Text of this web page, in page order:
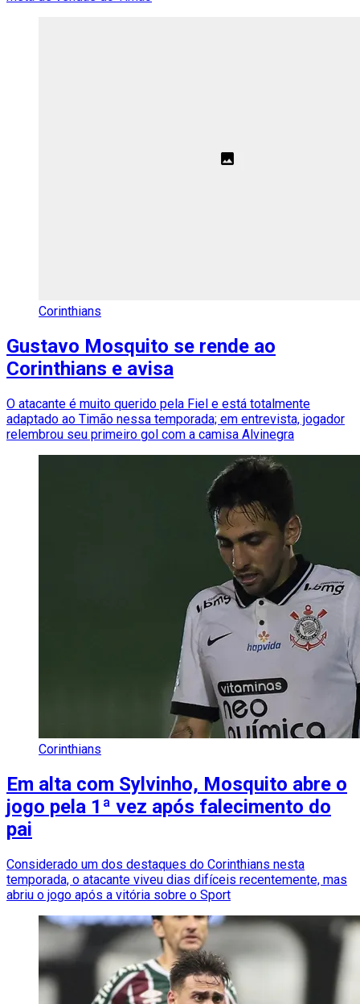
Corinthians
Gustavo Mosquito se rende ao
Corinthians e avisa
O atacante é muito querido pela Fiel e está totalmente
adaptado ao Timão nessa temporada; em entrevista, jogador
relembrou seu primeiro gol com a camisa Alvinegra
Corinthians
Em alta com Sylvinho, Mosquito abre o
jogo pela 1ª vez após falecimento do
pai
Considerado um dos destaques do Corinthians nesta
temporada, o atacante viveu dias difíceis recentemente, mas
abriu o jogo após a vitória sobre o Sport